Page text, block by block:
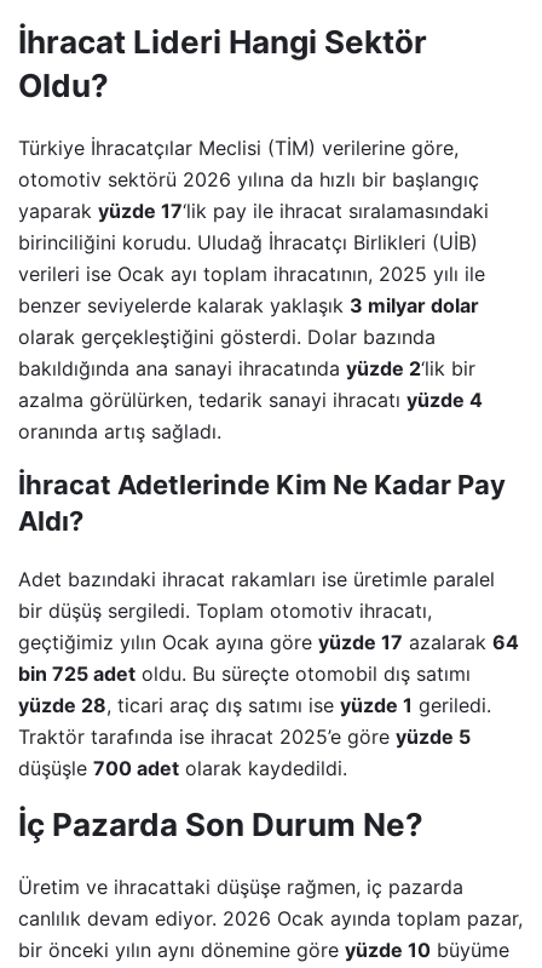
İhracat Lideri Hangi Sektör
Oldu?
Türkiye İhracatçılar Meclisi (TİM) verilerine göre,
otomotiv sektörü 2026 yılına da hızlı bir başlangıç
yaparak yüzde 17‘lik pay ile ihracat sıralamasındaki
birinciliğini korudu. Uludağ İhracatçı Birlikleri (UİB)
verileri ise Ocak ayı toplam ihracatının, 2025 yılı ile
benzer seviyelerde kalarak yaklaşık 3 milyar dolar
olarak gerçekleştiğini gösterdi. Dolar bazında
bakıldığında ana sanayi ihracatında yüzde 2‘lik bir
azalma görülürken, tedarik sanayi ihracatı yüzde 4
oranında artış sağladı.
İhracat Adetlerinde Kim Ne Kadar Pay
Aldı?
Adet bazındaki ihracat rakamları ise üretimle paralel
bir düşüş sergiledi. Toplam otomotiv ihracatı,
geçtiğimiz yılın Ocak ayına göre yüzde 17 azalarak 64
bin 725 adet oldu. Bu süreçte otomobil dış satımı
yüzde 28, ticari araç dış satımı ise yüzde 1 geriledi.
Traktör tarafında ise ihracat 2025’e göre yüzde 5
düşüşle 700 adet olarak kaydedildi.
İç Pazarda Son Durum Ne?
Üretim ve ihracattaki düşüşe rağmen, iç pazarda
canlılık devam ediyor. 2026 Ocak ayında toplam pazar,
bir önceki yılın aynı dönemine göre yüzde 10 büyüme